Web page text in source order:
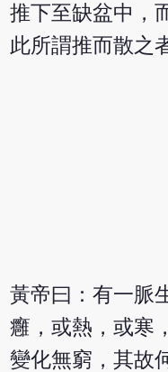
推下至缺盆中，
此所謂推而散之
黃帝曰：有一脈
癰，或熱，或寒
變化無窮，其故